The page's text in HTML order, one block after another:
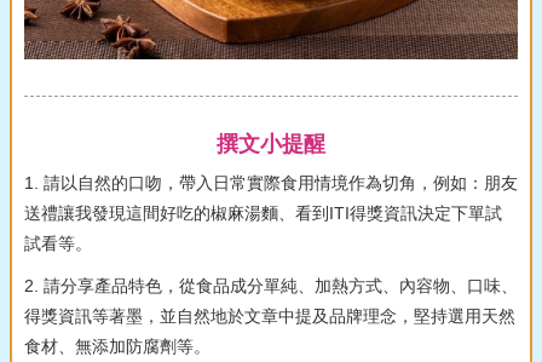
撰文小提醒
1. 請以自然的口吻，帶入日常實際食用情境作為切角，例如：朋友
送禮讓我發現這間好吃的椒麻湯麵、看到ITI得獎資訊決定下單試
試看等。
2. 請分享產品特色，從食品成分單純、加熱方式、內容物、口味、
得獎資訊等著墨，並自然地於文章中提及品牌理念，堅持選用天然
食材、無添加防腐劑等。